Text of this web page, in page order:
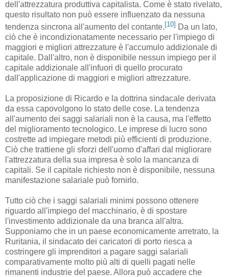
dell'attrezzatura produttiva capitalista. Come è stato rivelato,
questo risultato non può essere influenzato da nessuna
tendenza sincrona all'aumento del contante.[10] Da un lato,
ciò che è incondizionatamente necessario per l'impiego di
maggiori e migliori attrezzature è l'accumulo addizionale di
capitale. Dall'altro, non è disponibile nessun impiego per il
capitale addizionale all'infuori di quello procurato
dall'applicazione di maggiori e migliori attrezzature.
La proposizione di Ricardo e la dottrina sindacale derivata
da essa capovolgono lo stato delle cose. La tendenza
all'aumento dei saggi salariali non è la causa, ma l'effetto
del miglioramento tecnologico. Le imprese di lucro sono
costrette ad impiegare metodi più efficienti di produzione.
Ciò che trattiene gli sforzi dell'uomo d'affari dal migliorare
l'attrezzatura della sua impresa è solo la mancanza di
capitali. Se il capitale richiesto non è disponibile, nessuna
manifestazione salariale può fornirlo.
Tutto ciò che i saggi salariali minimi possono ottenere
riguardo all'impiego del macchinario, è di spostare
l'investimento addizionale da una branca all'altra.
Supponiamo che in un paese economicamente arretrato, la
Ruritania, il sindacato dei caricatori di porto riesca a
costringere gli imprenditori a pagare saggi salariali
comparativamente molto più alti di quelli pagati nelle
rimanenti industrie del paese. Allora può accadere che